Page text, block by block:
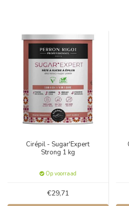
Cirépil - Sugar'Expert
Strong 1 kg
Op voorraad
€29,71